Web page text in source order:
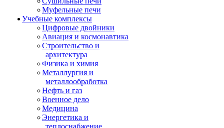
Муфельные печи
Учебные комплексы
Цифровые двойники
Авиация и космонавтика
Строительство и
архитектура
Физика и химия
Металлургия и
металлообработка
Нефть и газ
Военное дело
Медицина
Энергетика и
теплоснабжение